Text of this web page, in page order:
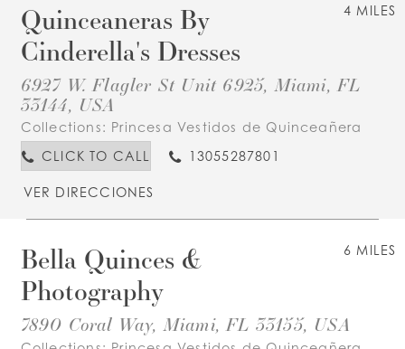
4 MILES
Quinceaneras By
Cinderella's Dresses
6927 W. Flagler St Unit 6925, Miami, FL
33144, USA
Collections: Princesa Vestidos de Quinceañera
CLICK TO CALL
13055287801
VER DIRECCIONES
6 MILES
Bella Quinces &
Photography
7890 Coral Way, Miami, FL 33155, USA